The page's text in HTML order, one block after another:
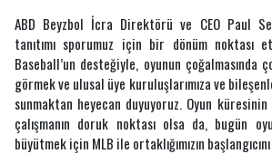
ABD Beyzbol İcra Direktörü ve CEO Paul
tanıtımı sporumuz için bir dönüm noktası
Baseball’un desteğiyle, oyunun
görmek ve ulusal üye kuruluşlarımıza ve
sunmaktan heyecan duyuyoruz. Oyun küresinin
çalışmanın doruk noktası olsa da, bugün
büyütmek için MLB ile ortaklığımızın